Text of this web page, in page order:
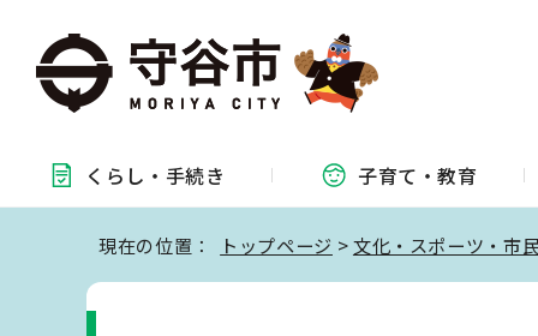
くらし・ 手続き 子育て・教育
現在の位置： トップページ >文化・スポーツ・市